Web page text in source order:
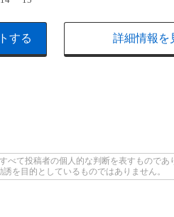
する 詳細情報を
べて投稿者の個人的な判断を表すものであ
誘を目的としているものではありません。